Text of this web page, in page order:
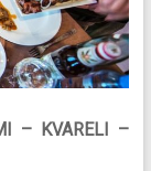
– KVARELI –